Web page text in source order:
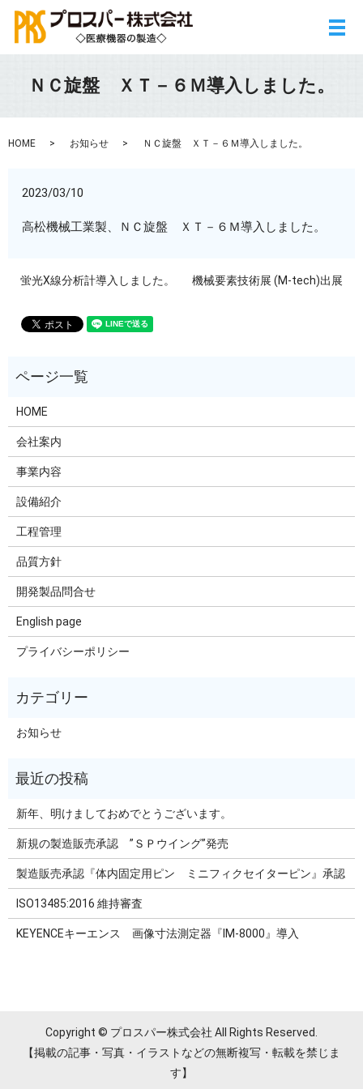
メ
ＮＣ旋盤 ＸＴ－６Ｍ導入しました。
HOME お知らせ ＮＣ旋盤 ＸＴ－６Ｍ導入しました。
2023/03/10
高松機械工業製、ＮＣ旋盤 ＸＴ－６Ｍ導入しました。
蛍光X線分析計導入しました。 機械要素技術展 (M-tech)出展
HOME
会社案内
事業内容
設備紹介
工程管理
品質方針
開発製品問合せ
English page
プライバシーポリシー
お知らせ
新年、明けましておめでとうございます。
新規の製造販売承認 ”ＳＰウイング”発売
製造販売承認『体内固定用ピン ミニフィクセイターピン』承認
ISO13485:2016 維持審査
KEYENCEキーエンス 画像寸法測定器『IM-8000』導入
Copyright © プロスパー株式会社 All Rights Reserved.
【掲載の記事・写真・イラストなどの無断複写・転載を禁じま
す】